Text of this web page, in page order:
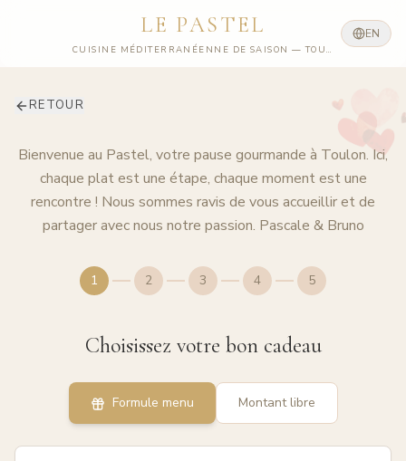
LE PASTEL
CUISINE MÉDITERRANÉENNE DE SAISON — TOULON
EN
RETOUR
Bienvenue au Pastel, votre pause gourmande à Toulon. Ici,
chaque plat est une étape, chaque moment est une
rencontre ! Nous sommes ravis de vous accueillir et de
partager avec nous notre passion. Pascale & Bruno
1 2 3 4 5
Choisissez votre bon cadeau
Formule menu Montant libre